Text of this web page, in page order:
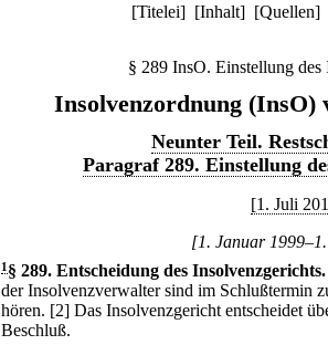
[Titelei] [Inhalt] [Quellen]
§ 289 InsO. Einstellung des
Insolvenzordnung (InsO)
Neunter Teil.
Paragraf 289. Einstellung
[1. Juli
[1. Januar
1 § 289. Entscheidung des Insolvenzgerichts.
der Insolvenzverwalter sind im Schlußtermin
hören. [2] Das Insolvenzgericht entscheidet
Beschluß.